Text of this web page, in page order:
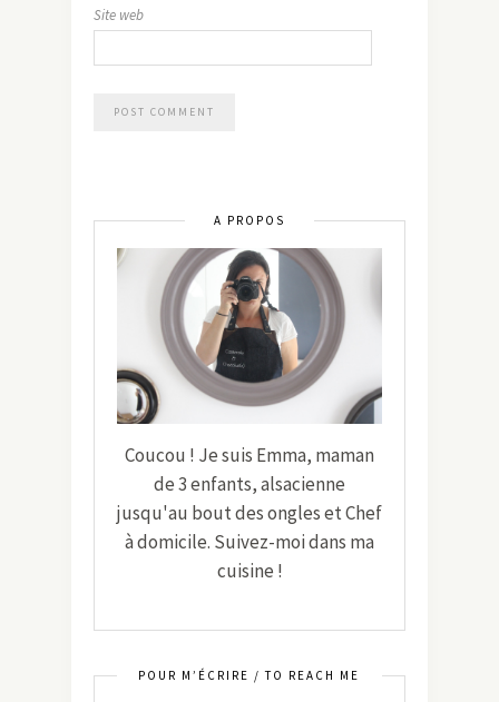
Site web
A PROPOS
Coucou ! Je suis Emma, maman
de 3 enfants, alsacienne
jusqu'au bout des ongles et Chef
à domicile. Suivez-moi dans ma
cuisine !
POUR M’ÉCRIRE / TO REACH ME